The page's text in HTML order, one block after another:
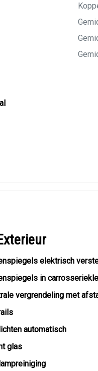
elektrisch
in
vergrendeling met
automatisch
glas